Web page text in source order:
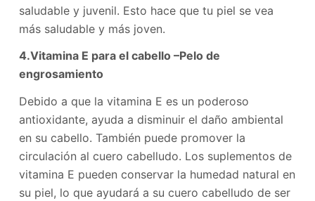
saludable y juvenil. Esto hace que tu piel se vea
más saludable y más joven.
4.Vitamina E para el cabello –Pelo de
engrosamiento
Debido a que la vitamina E es un poderoso
antioxidante, ayuda a disminuir el daño ambiental
en su cabello. También puede promover la
circulación al cuero cabelludo. Los suplementos de
vitamina E pueden conservar la humedad natural en
su piel, lo que ayudará a su cuero cabelludo de ser